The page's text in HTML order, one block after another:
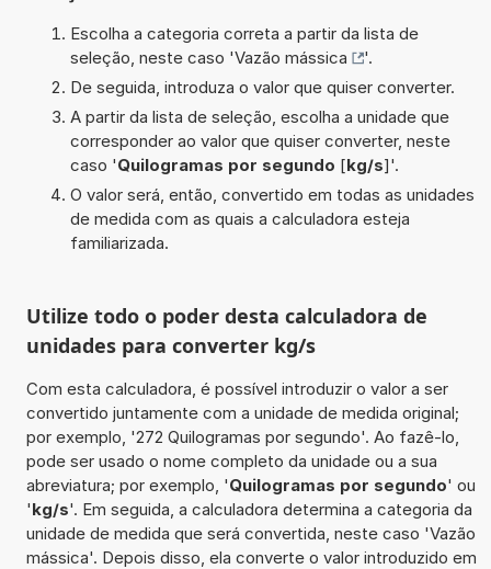
Escolha a categoria correta a partir da lista de
seleção, neste caso 'Vazão mássica
'.
De seguida, introduza o valor que quiser converter.
A partir da lista de seleção, escolha a unidade que
corresponder ao valor que quiser converter, neste
caso 'Quilogramas por segundo [kg/s]'.
O valor será, então, convertido em todas as unidades
de medida com as quais a calculadora esteja
familiarizada.
Utilize todo o poder desta calculadora de
unidades para converter kg/s
Com esta calculadora, é possível introduzir o valor a ser
convertido juntamente com a unidade de medida original;
por exemplo, '272 Quilogramas por segundo'. Ao fazê-lo,
pode ser usado o nome completo da unidade ou a sua
abreviatura; por exemplo, 'Quilogramas por segundo' ou
'kg/s'. Em seguida, a calculadora determina a categoria da
unidade de medida que será convertida, neste caso 'Vazão
mássica'. Depois disso, ela converte o valor introduzido em